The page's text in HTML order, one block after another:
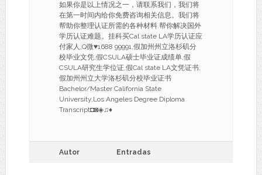
如果你是以上情况之一，请联系我们，我们将
在第一时间内给你免费咨询相关信息。我们将
帮助你整理认证所需的各种材料.帮你解决国外
学历认证难题。挂科买Cal state LA学历认证应
付家人,Q微♥1688 99991,假加州州立洛杉矶分
校毕业文凭,假CSULA硕士毕业证成绩单,假
CSULA研究生学位证,假Cal state LA文凭证书,
假加州州立大学洛杉矶分校毕业证书
Bachelor/Master California State
University,Los Angeles Degree Diploma
Transcript◘◙◈♫♦
Autor Entradas